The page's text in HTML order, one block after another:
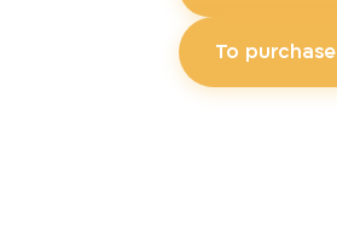
To purchase